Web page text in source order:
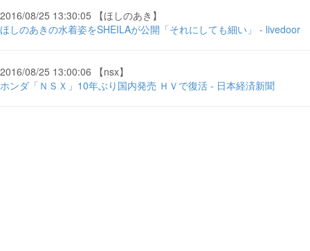
2016/08/25 13:30:05 【ほしのあき】
ほしのあきの水着姿をSHEILAが公開「それにしても細い」 - livedoor
2016/08/25 13:00:06 【nsx】
ホンダ「ＮＳＸ」10年ぶり国内発売 ＨＶで復活 - 日本経済新聞